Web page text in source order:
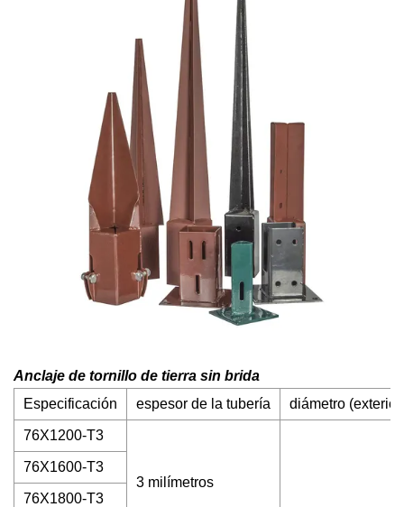
Anclaje de tornillo de tierra sin brida
Especificación
espesor de la tubería diámetro
76X1200-T3
3 milímetros
76X1600-T3
76X1800-T3